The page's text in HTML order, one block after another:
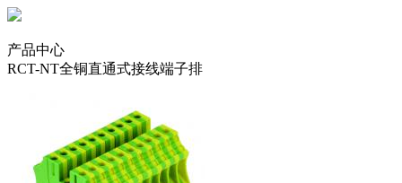
产品中心
RCT-NT全铜直通式接线端子排